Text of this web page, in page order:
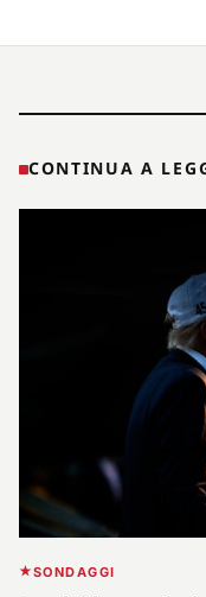
CONTINUA A
SONDAGGI